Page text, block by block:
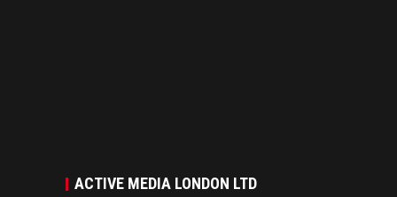
ACTIVE MEDIA LONDON LTD